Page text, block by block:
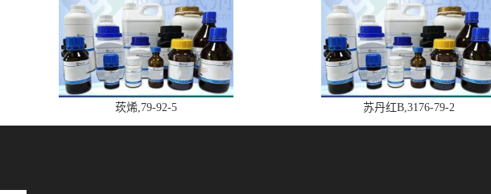
莰烯,79-92-5 苏丹红B,3176-79-2